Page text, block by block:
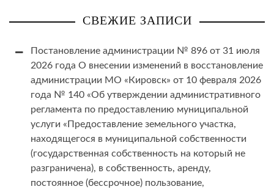
СВЕЖИЕ ЗАПИСИ
Постановление администрации № 896 от 31 июля
2026 года О внесении изменений в восстановление
администрации МО «Кировск» от 10 февраля 2026
года № 140 «Об утверждении административного
регламента по предоставлению муниципальной
услуги «Предоставление земельного участка,
находящегося в муниципальной собственности
(государственная собственность на который не
разграничена), в собственность, аренду,
постоянное (бессрочное) пользование,